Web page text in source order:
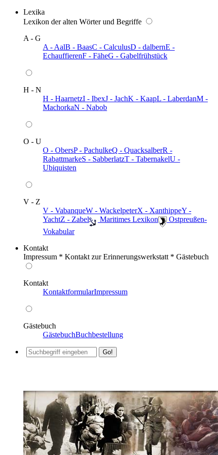
Lexika
Lexikon der alten Wörter und Begriffe
A - G
A - AalB - BaasC - CalculusD - dalbernE -
EchauffierenF - FäheG - Gabelfrühstück
H - N
H - HaarnetzI - IbexJ - JachK - KaapL - LaberdanM -
MachorkaN - Nabob
O - U
O - ObersP - PachulkeQ - QuacksalberR -
RabattmarkeS - SabberlatzT - TabernakelU -
Ubiquisten
V - Z
V - VabanqueW - WackelpeterX - XanthippeY -
YachtZ - Zabel ️ Maritimes Lexikon
️ Ostpreußen-
Vokabular
Kontakt
Impressum * Kontakt zur Erinnerungswerkstatt * Gästebuch
Kontakt
KontaktformularImpressum
Gästebuch
GästebuchBuchbestellung